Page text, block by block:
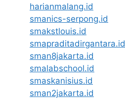
harianmalang.id
smanics-serpong.id
smakstlouis.id
smapraditadirgantara.id
sman8jakarta.id
smalabschool.id
smaskanisius.id
sman2jakarta.id